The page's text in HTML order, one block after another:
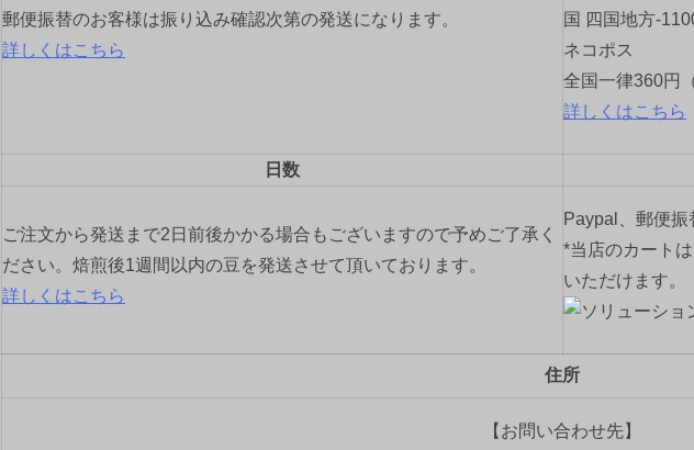
ョ
郵便振替のお客様は振り込み確認次第の発送になります。
詳しくはこちら
国 四国地方-
ネコポス
全国一律360円
詳しくはこちら
日数
ご注文から発送まで2日前後かかる場合もございますので予めご了承く
ださい。焙煎後1週間以内の豆を発送させて頂いております。
詳しくはこちら
Paypal、郵便振
*当店のカート
いただけます。
住所
【お問い合わせ先】